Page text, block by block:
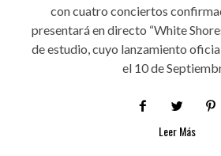
con cuatro conciertos
presentará en directo “White
de estudio, cuyo lanzamiento
el 10 de
Leer Más